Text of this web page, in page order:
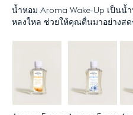
น้ำหอม Aroma Wake-Up เป็นน้
หลงใหล ช่วยให้คุณตื่นมาอย่างส